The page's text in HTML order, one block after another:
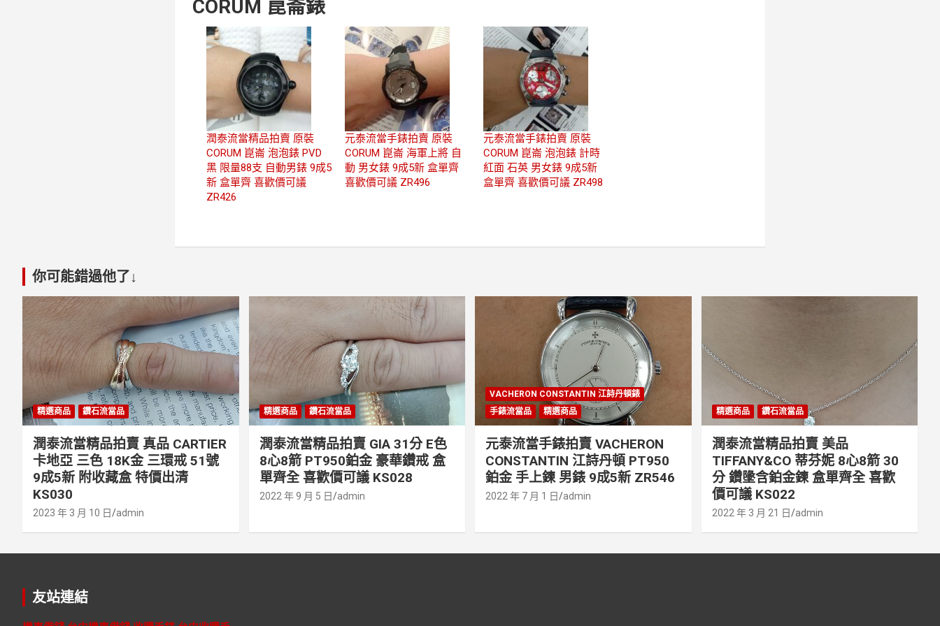
CORUM 崑崙錶
潤泰流當精品拍賣 原裝
CORUM 崑崙 泡泡錶 PVD
黑 限量88支 自動男錶 9成5
新 盒單齊 喜歡價可議
ZR426
元泰流當手錶拍賣 原裝
CORUM 崑崙 海軍上將 自
動 男女錶 9成5新 盒單齊
喜歡價可議 ZR496
元泰流當手錶拍賣 原裝
CORUM 崑崙 泡泡錶 計時
紅面 石英 男女錶 9成5新
盒單齊 喜歡價可議 ZR498
你可能錯過他了↓
精選商品 鑽石流當品
潤泰流當精品拍賣 真品 CARTIER
卡地亞 三色 18K金 三環戒 51號
9成5新 附收藏盒 特價出清
KS030
2023 年 3 月 10 日 admin
精選商品 鑽石流當品
潤泰流當精品拍賣 GIA 31分 E色
8心8箭 PT950鉑金 豪華鑽戒 盒
單齊全 喜歡價可議 KS028
2022 年 9 月 5 日 admin
VACHERON CONSTANTIN 江詩丹頓錶
手錶流當品
精選商品
元泰流當手錶拍賣 VACHERON
CONSTANTIN 江詩丹頓 PT950
鉑金 手上鍊 男錶 9成5新 ZR546
2022 年 7 月 1 日 admin
精選商品 鑽石流當品
潤泰流當精品拍賣 美品
TIFFANY&CO 蒂芬妮 8心8箭 30
分 鑽墬含鉑金鍊 盒單齊全 喜歡
價可議 KS022
2022 年 3 月 21 日 admin
友站連結